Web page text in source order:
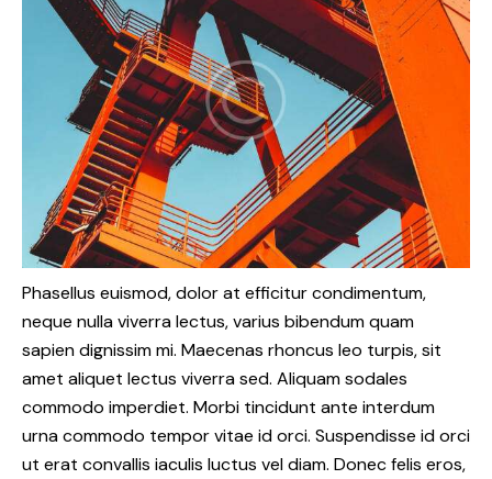
Phasellus euismod, dolor at efficitur condimentum,
neque nulla viverra lectus, varius bibendum quam
sapien dignissim mi. Maecenas rhoncus leo turpis, sit
amet aliquet lectus viverra sed. Aliquam sodales
commodo imperdiet. Morbi tincidunt ante interdum
urna commodo tempor vitae id orci. Suspendisse id orci
ut erat convallis iaculis luctus vel diam. Donec felis eros,